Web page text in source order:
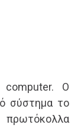
Ο
σύστημα το